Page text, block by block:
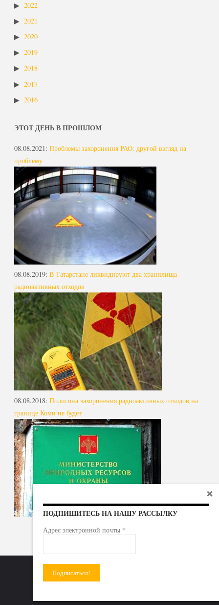
2022
2021
2020
2019
2018
2017
2016
ЭТОТ ДЕНЬ В ПРОШЛОМ
08.08.2021: Проблемы захоронения РАО: другой взгляд на
проблему
08.08.2019: В Татарстане ликвидируют два хранилища
радиоактивных отходов
08.08.2018: Полигона захоронения радиоактивных отходов на
границе Коми не будет
ПОДПИШИТЕСЬ НА НАШУ РАССЫЛКУ
Адрес электронной почты *